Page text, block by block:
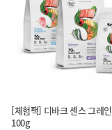
[체험팩] 디바크 센스 그레
100g